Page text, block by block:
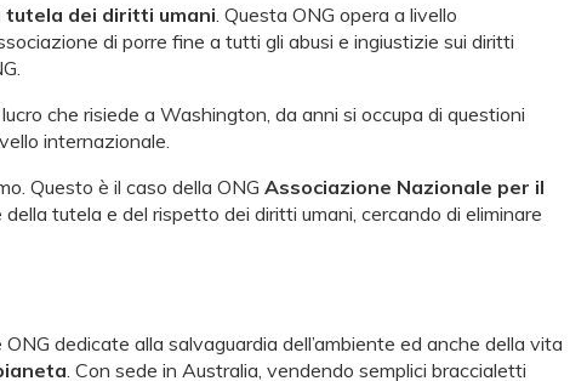
dei diritti umani . Questa ONG opera a livello
di porre fine a tutti gli abusi e ingiustizie sui diritti
che risiede a Washington, da anni si occupa di questioni
internazionale.
Questo è il caso della ONG Associazione Nazionale per il
tutela e del rispetto dei diritti umani, cercando di eliminare
dedicate alla salvaguardia dell’ambiente ed anche della vita
. Con sede in Australia, vendendo semplici braccialetti